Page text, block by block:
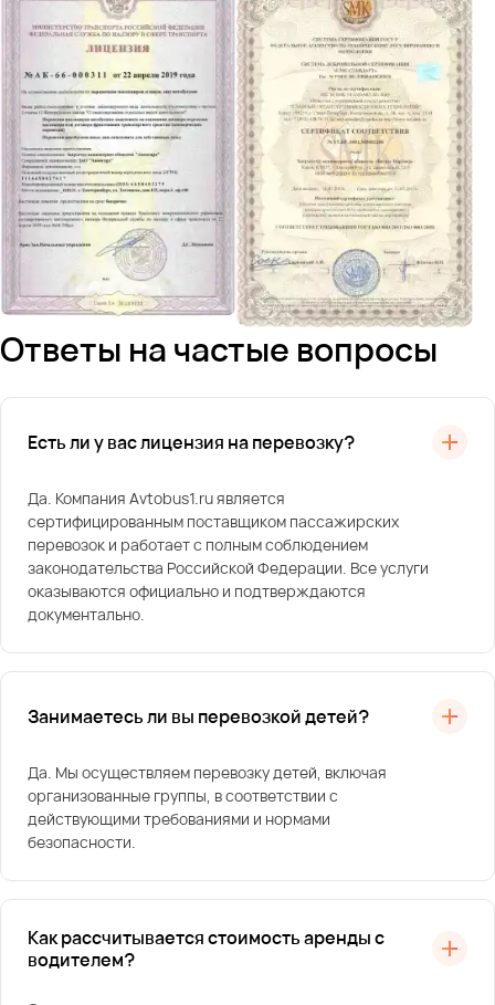
Ответы на частые вопросы
Есть ли у вас лицензия на перевозку?
Да. Компания Avtobus1.ru является
сертифицированным поставщиком пассажирских
перевозок и работает с полным соблюдением
законодательства Российской Федерации. Все услуги
оказываются официально и подтверждаются
документально.
Занимаетесь ли вы перевозкой детей?
Да. Мы осуществляем перевозку детей, включая
организованные группы, в соответствии с
действующими требованиями и нормами
безопасности.
Как рассчитывается стоимость аренды с
водителем?